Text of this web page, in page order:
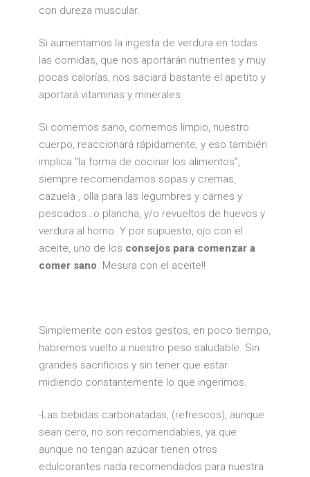
con dureza muscular.
Si aumentamos la ingesta de verdura en todas
las comidas, que nos aportarán nutrientes y muy
pocas calorías, nos saciará bastante el apetito y
aportará vitaminas y minerales.
Si comemos sano, comemos limpio, nuestro
cuerpo, reaccionará rápidamente, y eso también
implica “la forma de cocinar los alimentos”,
siempre recomendamos sopas y cremas,
cazuela , olla para las legumbres y carnes y
pescados…o plancha, y/o revueltos de huevos y
verdura al horno. Y por supuesto, ojo con el
aceite, uno de los consejos para comenzar a
comer sano. Mesura con el aceite!!
Simplemente con estos gestos, en poco tiempo,
habremos vuelto a nuestro peso saludable. Sin
grandes sacrificios y sin tener que estar
midiendo constantemente lo que ingerimos.
-Las bebidas carbonatadas, (refrescos), aunque
sean cero, no son recomendables, ya que
aunque no tengan azúcar tienen otros
edulcorantes nada recomendados para nuestra